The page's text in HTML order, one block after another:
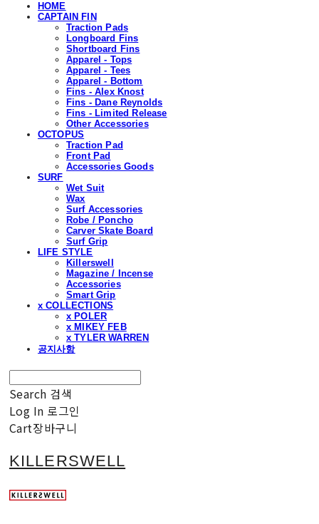
HOME
CAPTAIN FIN
Traction Pads
Longboard Fins
Shortboard Fins
Apparel - Tops
Apparel - Tees
Apparel - Bottom
Fins - Alex Knost
Fins - Dane Reynolds
Fins - Limited Release
Other Accessories
OCTOPUS
Traction Pad
Front Pad
Accessories Goods
SURF
Wet Suit
Wax
Surf Accessories
Robe / Poncho
Carver Skate Board
Surf Grip
LIFE STYLE
Killerswell
Magazine / Incense
Accessories
Smart Grip
x COLLECTIONS
x POLER
x MIKEY FEB
x TYLER WARREN
공지사항
Search 검색
Log In 로그인
Cart장바구니
KILLERSWELL